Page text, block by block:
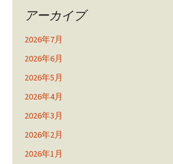
アーカイブ
2026年7月
2026年6月
2026年5月
2026年4月
2026年3月
2026年2月
2026年1月